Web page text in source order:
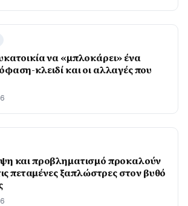
να «μπλοκάρει» ένα
κλειδί και οι αλλαγές που
και προβληματισμό προκαλούν
πεταμένες ξαπλώστρες στον βυθό